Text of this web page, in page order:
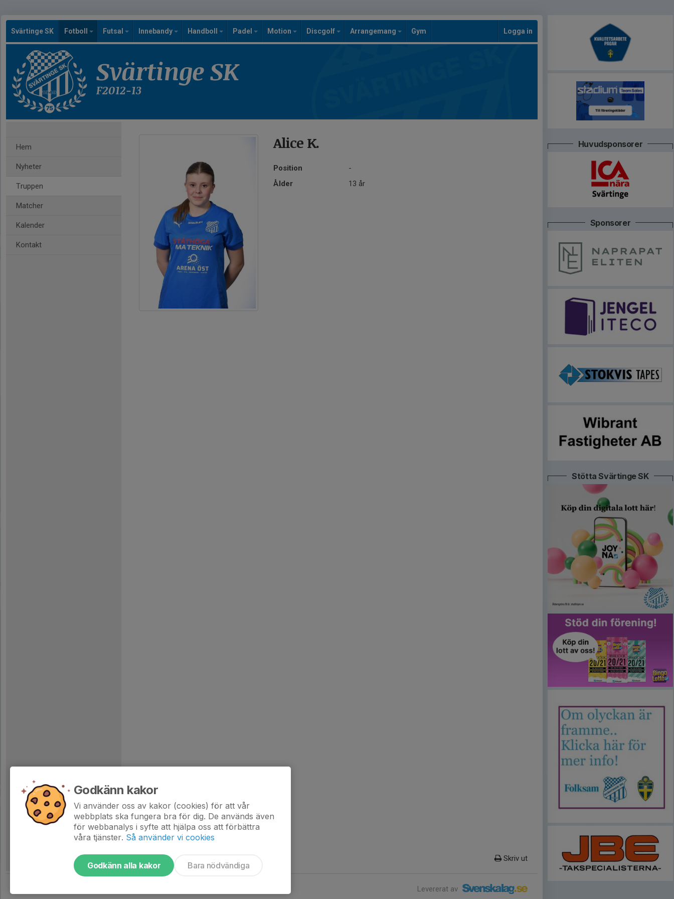
Svärtinge SK Fotboll Futsal Innebandy Handboll Padel Motion Discgolf Arrangemang Gym Logga in
Svärtinge SK
F2012-13
Hem
Nyheter
Truppen
Matcher
Kalender
Kontakt
Alice K.
Position
-
Ålder
13 år
Skriv ut
Levererat av
Huvudsponsorer
Sponsorer
Stötta Svärtinge SK
Godkänn kakor
Vi använder oss av kakor (cookies) för att vår
webbplats ska fungera bra för dig. De används även
för webbanalys i syfte att hjälpa oss att förbättra
våra tjänster. Så använder vi cookies
Godkänn alla kakor Bara nödvändiga